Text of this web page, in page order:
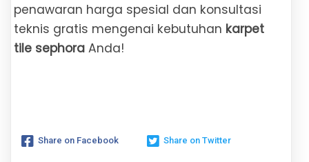
penawaran harga spesial dan konsultasi
teknis gratis mengenai kebutuhan karpet
tile sephora Anda!
Share on Facebook Share on Twitter